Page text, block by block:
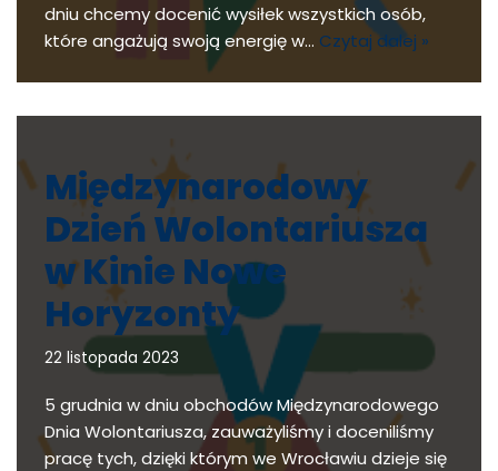
dniu chcemy docenić wysiłek wszystkich osób,
które angażują swoją energię w… Czytaj dalej »
Międzynarodowy
Dzień Wolontariusza
w Kinie Nowe
Horyzonty
22 listopada 2023
5 grudnia w dniu obchodów Międzynarodowego
Dnia Wolontariusza, zauważyliśmy i doceniliśmy
pracę tych, dzięki którym we Wrocławiu dzieje się